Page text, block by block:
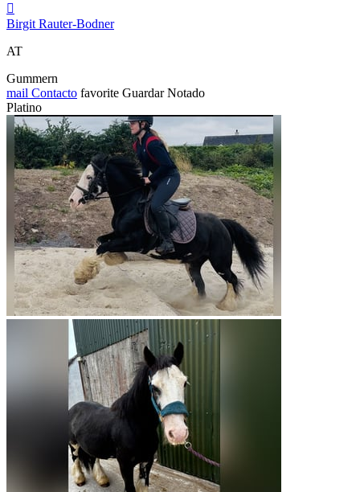

Birgit Rauter-Bodner
AT
Gummern
mail Contacto favorite Guardar Notado
Platino